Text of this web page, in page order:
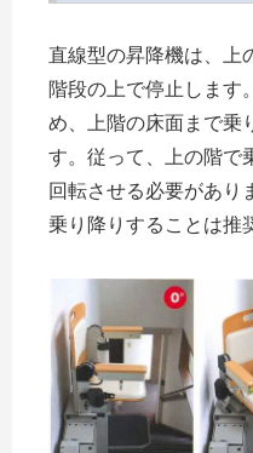
直線型の昇降機は、上
階段の上で停止します
め、上階の床面まで乗
す。従って、上の階で
回転させる必要があり
乗り降りすることは推